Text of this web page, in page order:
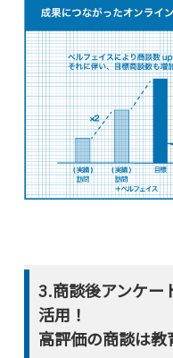
3.商談後アンケー
活用！
高評価の商談は教